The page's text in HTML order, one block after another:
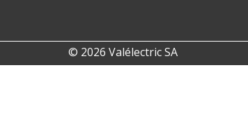
© 2026 Valélectric SA